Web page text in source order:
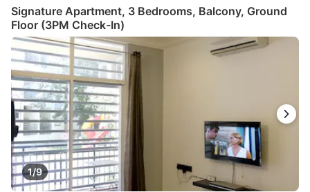
Signature Apartment, 3 Bedrooms, Balcony, Ground
Floor (3PM Check-In)
1/9